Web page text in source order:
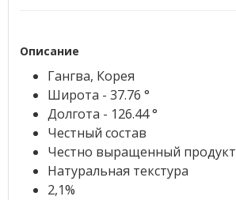
Описание
Гангва, Корея
Широта - 37.76 °
Долгота - 126.44 °
Честный состав
Честно выращенный продукт
Натуральная текстура
2,1%